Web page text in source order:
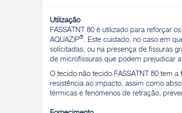
Utilização
FASSATNT 80 é utilizado para reforçar
AQUAZIP®. Este cuidado, no caso em
solicitadas, ou na presença de fissuras
de microfissuras que podem prejudicar
O tecido não tecido FASSATNT 80 tem
resistência ao impacto, assim como
térmicas e fenómenos de retração,